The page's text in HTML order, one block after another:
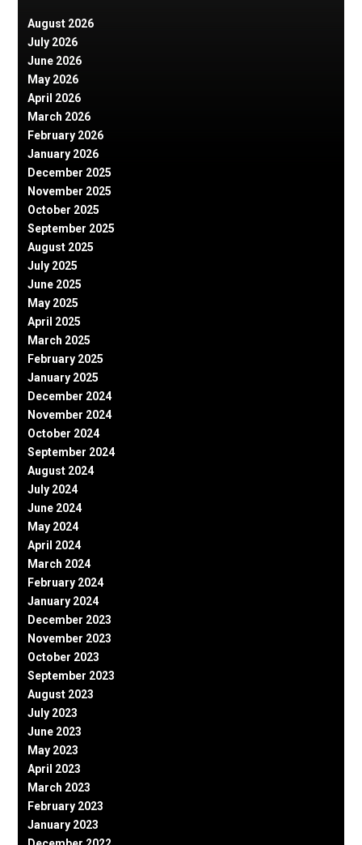
August 2026
July 2026
June 2026
May 2026
April 2026
March 2026
February 2026
January 2026
December 2025
November 2025
October 2025
September 2025
August 2025
July 2025
June 2025
May 2025
April 2025
March 2025
February 2025
January 2025
December 2024
November 2024
October 2024
September 2024
August 2024
July 2024
June 2024
May 2024
April 2024
March 2024
February 2024
January 2024
December 2023
November 2023
October 2023
September 2023
August 2023
July 2023
June 2023
May 2023
April 2023
March 2023
February 2023
January 2023